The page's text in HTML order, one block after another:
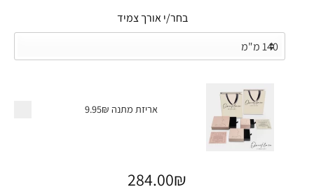
בחר/י אורך צמיד
אריזת מתנה 9.95₪
284.00₪